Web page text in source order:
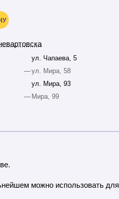
ул. Чапаева, 5
—ул. Мира, 58
ул. Мира, 93
— Мира, 99
можно использовать для